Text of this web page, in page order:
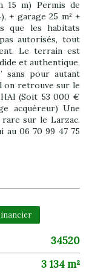
15 m) Permis de
+ garage 25 m² +
que les habitats
autorisés, tout
Le terrain est
et authentique,
sans pour autant
on retrouve sur le
(Soit 53 000 €
acquéreur) Une
sur le Larzac.
au 06 70 99 47 75
34520
3 134 m²